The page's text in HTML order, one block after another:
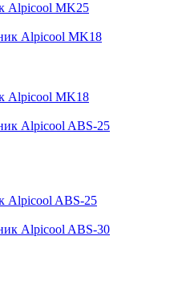
Alpicool MK25
Alpicool MK18
Alpicool ABS-25